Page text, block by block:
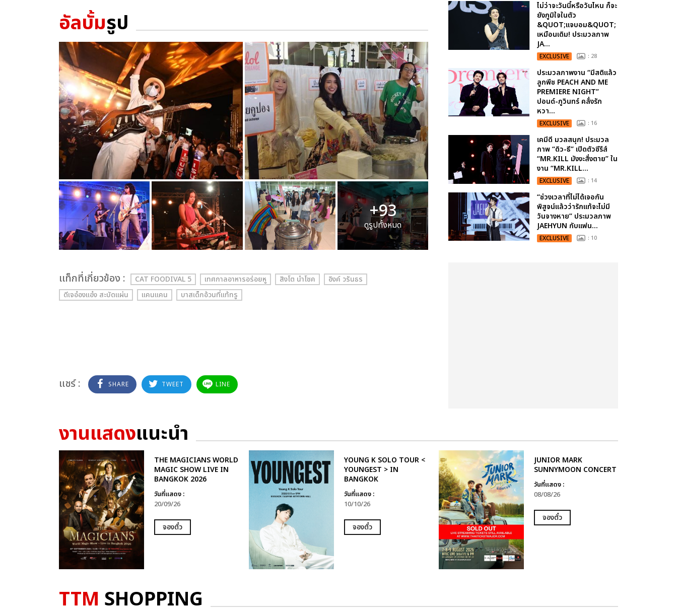
อัลบั้มรูป
+93
ดูรูปทั้งหมด
เเท็กที่เกี่ยวข้อง : CAT FOODIVAL 5 เทศกาลอาหารอร่อยหู สิงโต นำโชค
อิงค์ วรันธร
ดีเจอ๋องแอ๋ง สะบัดแผ่น
แคนแคน บาสเด็กอ้วนที่แท้ทรู
แชร์ : SHARE TWEET LINE
ไม่ว่าจะวันนี้หรือวันไหน ก็จะ
ยังภูมิใจในตัว
&QUOT;แจบอม&QUOT;
เหมือนเดิม! ประมวลภาพ
JA...
EXCLUSIVE : 28
ประมวลภาพงาน “มีสติแล้ว
ลูกพีช PEACH AND ME
PREMIERE NIGHT”
ปอนด์-ภูวินทร์ คลั่งรัก
หวา...
EXCLUSIVE : 16
เคมีดี มวลสนุก! ประมวล
ภาพ “ดิว-ธี” เปิดตัวซีรีส์
“MR.KILL มังงะสั่งตาย” ใน
งาน “MR.KILL...
EXCLUSIVE : 14
“ช่วงเวลาที่ไม่ได้เจอกัน
พิสูจน์แล้วว่ารักแท้จะไม่มี
วันจางหาย” ประมวลภาพ
JAEHYUN กับแฟน...
EXCLUSIVE : 10
งานแสดงแนะนำ
THE MAGICIANS WORLD
MAGIC SHOW LIVE IN
BANGKOK 2026
วันที่แสดง :
20/09/26
จองตั๋ว
YOUNG K SOLO TOUR <
YOUNGEST > IN
BANGKOK
วันที่แสดง :
10/10/26
จองตั๋ว
JUNIOR MARK
SUNNYMOON CONCERT
วันที่แสดง :
08/08/26
จองตั๋ว
TTM SHOPPING